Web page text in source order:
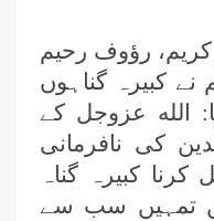
رؤوف رحیم
نے کبیرہ گناہوں
الله عزوجل کے
کی نافرمانی
کبیرہ گناہ
تمہیں سب سے